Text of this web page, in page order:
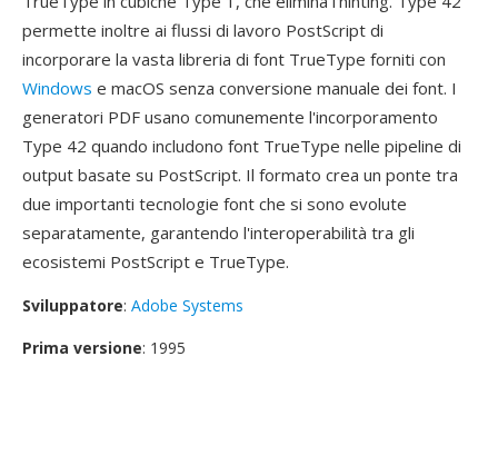
permette inoltre ai flussi di lavoro PostScript di
incorporare la vasta libreria di font TrueType forniti con
Windows e macOS senza conversione manuale dei font. I
generatori PDF usano comunemente l'incorporamento
Type 42 quando includono font TrueType nelle pipeline di
output basate su PostScript. Il formato crea un ponte tra
due importanti tecnologie font che si sono evolute
separatamente, garantendo l'interoperabilità tra gli
ecosistemi PostScript e TrueType.
Sviluppatore: Adobe Systems
Prima versione: 1995